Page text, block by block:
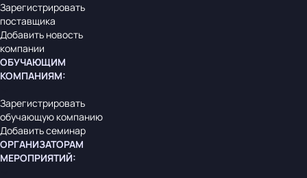
Зарегистрировать
поставщика
Добавить новость
компании
ОБУЧАЮЩИМ
КОМПАНИЯМ:
Зарегистрировать
обучающую компанию
Добавить семинар
ОРГАНИЗАТОРАМ
МЕРОПРИЯТИЙ: